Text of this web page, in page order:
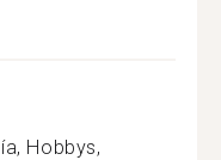
Hobbys,